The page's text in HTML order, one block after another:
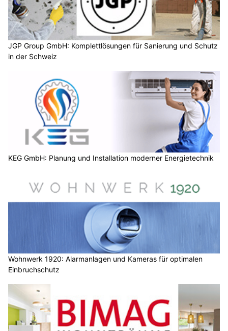
JGP Group GmbH: Komplettlösungen für Sanierung und Schutz
in der Schweiz
KEG GmbH: Planung und Installation moderner Energietechnik
Wohnwerk 1920: Alarmanlagen und Kameras für optimalen
Einbruchschutz